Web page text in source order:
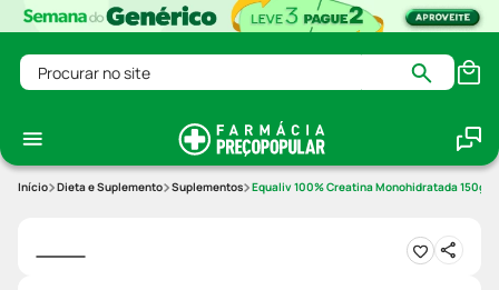
Procurar no site
Dieta e Suplemento Suplementos Equaliv 100% Creatina Monohidratada 150gr